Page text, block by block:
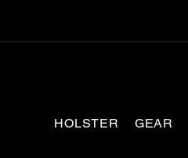
HOLSTER GEAR